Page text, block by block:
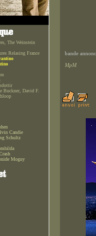
The Weinstein
Relasing France
Buckner, David F.
Candie
Schultz
Moguy
bande
MpM